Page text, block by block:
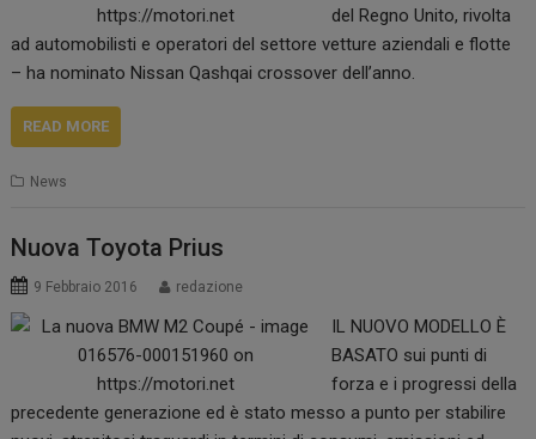
del Regno Unito, rivolta
ad automobilisti e operatori del settore vetture aziendali e flotte
– ha nominato Nissan Qashqai crossover dell’anno.
READ MORE
News
Nuova Toyota Prius
9 Febbraio 2016 redazione
IL NUOVO MODELLO È
BASATO sui punti di
forza e i progressi della
precedente generazione ed è stato messo a punto per stabilire